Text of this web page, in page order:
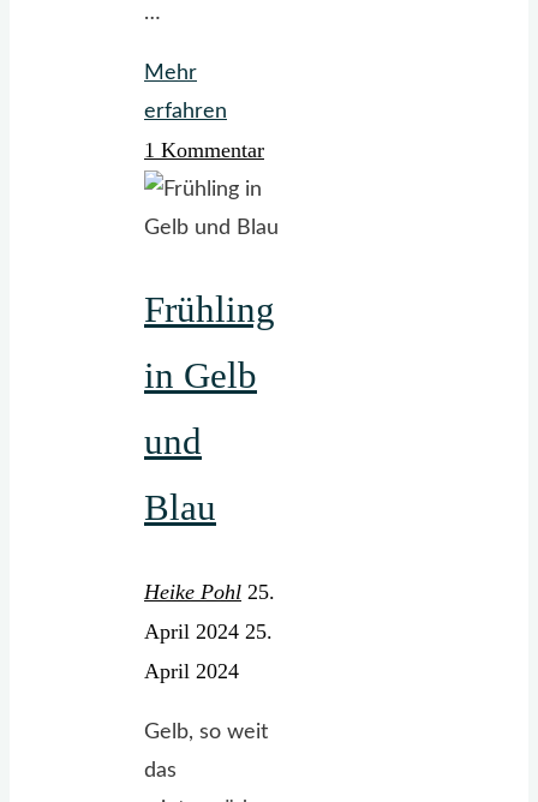
…
Mehr
erfahren
neue
LandGlück-
Kalender
da."
1 Kommentar
Frühling
in Gelb
und
Blau
Heike Pohl 25.
April 2024 25.
April 2024
Gelb, so weit
das